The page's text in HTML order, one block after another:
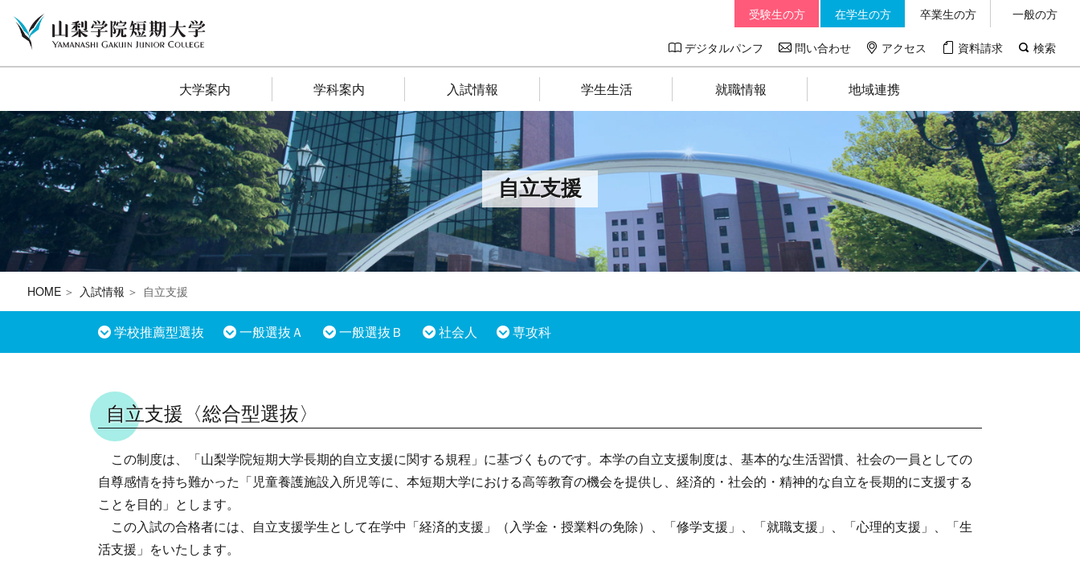
受験生の方 在学生の方 卒業生の方 一般の方
デジタルパンフ 問い合わせ アクセス 資料請求 検索
大学案内 学科案内 入試情報 学生生活 就職情報 地域連携
自立支援
HOME 入試情報 自立支援
学校推薦型選抜 一般選抜Ａ 一般選抜Ｂ 社会人 専攻科
自立支援〈総合型選抜〉
この制度は、「山梨学院短期大学長期的自立支援に関する規程」に基づくものです。本学の自立支援制度は、基本的な生活習慣、社会の一員としての
自尊感情を持ち難かった「児童養護施設入所児等に、本短期大学における高等教育の機会を提供し、経済的・社会的・精神的な自立を長期的に支援する
ことを目的」とします。
この入試の合格者には、自立支援学生として在学中「経済的支援」（入学金・授業料の免除）、「修学支援」、「就職支援」、「心理的支援」、「生
活支援」をいたします。